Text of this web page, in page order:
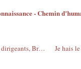
- Chemin
Les meilleures pratiques du développement des dirigeants, Bruno Dufour et Martine Plompen, Editions d’organisation, 2006, 287 pages, 39 €.